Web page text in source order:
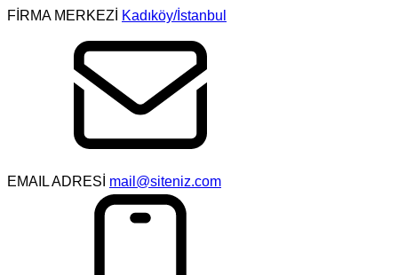
FİRMA MERKEZİ Kadıköy/İstanbul
EMAIL ADRESİ mail@siteniz.com